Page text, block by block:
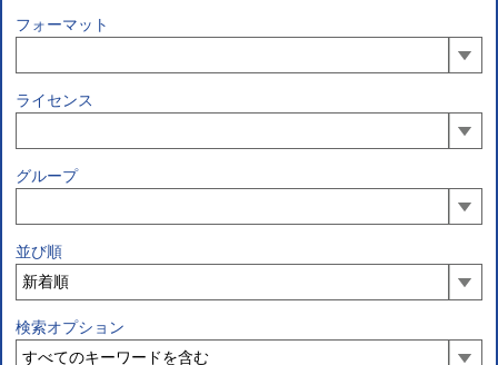
フォーマット
ライセンス
グループ
並び順
検索オプション